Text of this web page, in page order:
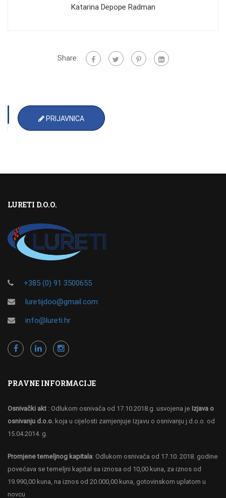
Katarina Depope Radman
Share:
PRIJAVNICA
LURETI D.O.O.
+385 (0) 91 3500655
luretijdoo@gmail.com
info@lureti.hr
PRAVNE INFORMACIJE
Osnivački akt : Odlukom osnivača od 17.10.2018.g. usvojena je Izjava o
osnivanju d.o.o. koja u cijelosti zamjenjuje Izjavu o osnivanju j.d.o.o. od
15.04.2014. g.
Promjene temeljnog kapitala: Odlukom osnivača od 17.10. 2018. godine
povećava se temeljni kapital sa iznosa od 10,00 kuna, za iznos od
19.990,00 kuna, na iznos od 20.000,00 kuna, gotovinskom uplatom u
novcu